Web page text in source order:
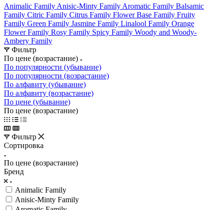
Animalic Family Anisic-Minty Family Aromatic Family Balsamic
Family Citric Family Citrus Family Flower Base Family Fruity
Family Green Family Jasmine Family Linalool Family Orange
Flower Family Rosy Family Spicy Family Woody and Woody-
Ambery Family
Фильтр
По цене (возрастание)
По популярности (убывание)
По популярности (возрастание)
По алфавиту (убывание)
По алфавиту (возрастание)
По цене (убывание)
По цене (возрастание)
Фильтр
Сортировка
По цене (возрастание)
Бренд
Animalic Family
Anisic-Minty Family